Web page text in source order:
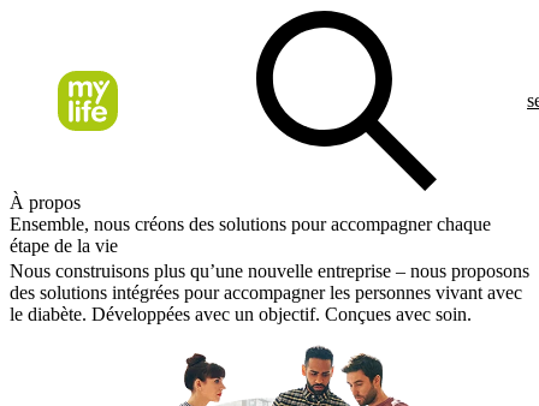
À propos
Ensemble, nous créons des solutions pour accompagner chaque
étape de la vie
Nous construisons plus qu’une nouvelle entreprise – nous proposons
des solutions intégrées pour accompagner les personnes vivant avec
le diabète. Développées avec un objectif. Conçues avec soin.